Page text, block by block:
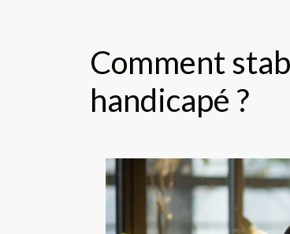
Comment
handicapé ?